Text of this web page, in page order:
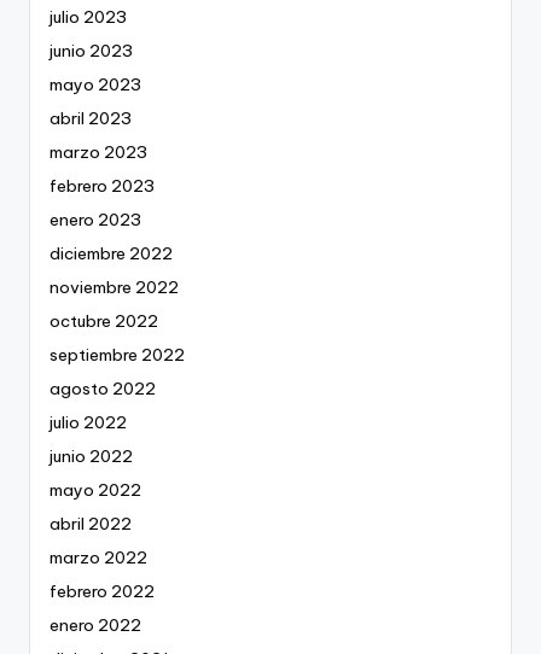
julio 2023
junio 2023
mayo 2023
abril 2023
marzo 2023
febrero 2023
enero 2023
diciembre 2022
noviembre 2022
octubre 2022
septiembre 2022
agosto 2022
julio 2022
junio 2022
mayo 2022
abril 2022
marzo 2022
febrero 2022
enero 2022